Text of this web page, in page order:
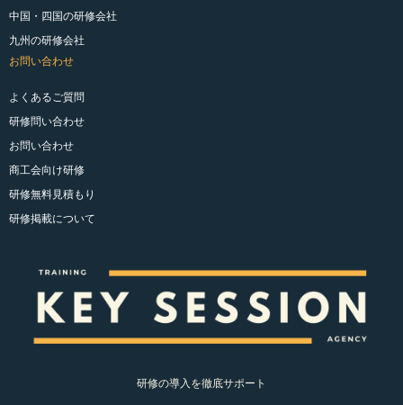
中国・四国の研修会社
九州の研修会社
お問い合わせ
よくあるご質問
研修問い合わせ
お問い合わせ
商工会向け研修
研修無料見積もり
研修掲載について
研修の導入を徹底サポート